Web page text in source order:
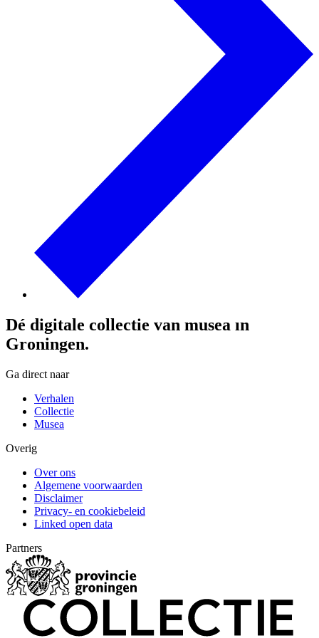
Dé digitale collectie van musea in
Groningen.
Ga direct naar
Verhalen
Collectie
Musea
Overig
Over ons
Algemene voorwaarden
Disclaimer
Privacy- en cookiebeleid
Linked open data
Partners